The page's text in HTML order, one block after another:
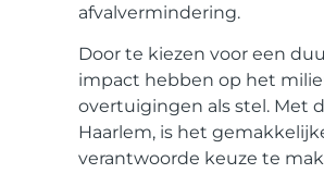
afvalvermindering.
Door te kiezen voor een
impact hebben op het
overtuigingen als stel. Met
Haarlem, is het
verantwoorde keuze te